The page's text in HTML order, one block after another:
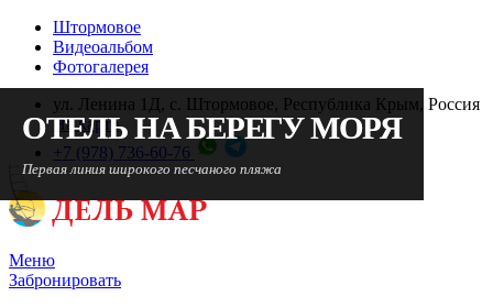
Штормовое
Видеоальбом
Фотогалерея
ул. Ленина 1Д, с. Штормовое, Республика Крым, Россия
На карте
+7 (978) 736-60-76
Меню
Забронировать
ОТЕЛЬ НА БЕРЕГУ МОРЯ
Первая линия широкого песчаного пляжа
ОТЕЛЬ НА БЕРЕГУ МОРЯ
Первая линия широкого песчаного пляжа
ОТЕЛЬ НА БЕРЕГУ МОРЯ
Первая линия широкого песчаного пляжа